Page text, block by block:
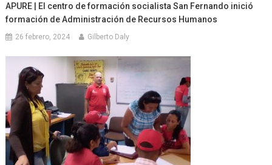
APURE | El centro de formación socialista San Fernando inició
formación de Administración de Recursos Humanos
26 febrero, 2024 Gilberto Daly